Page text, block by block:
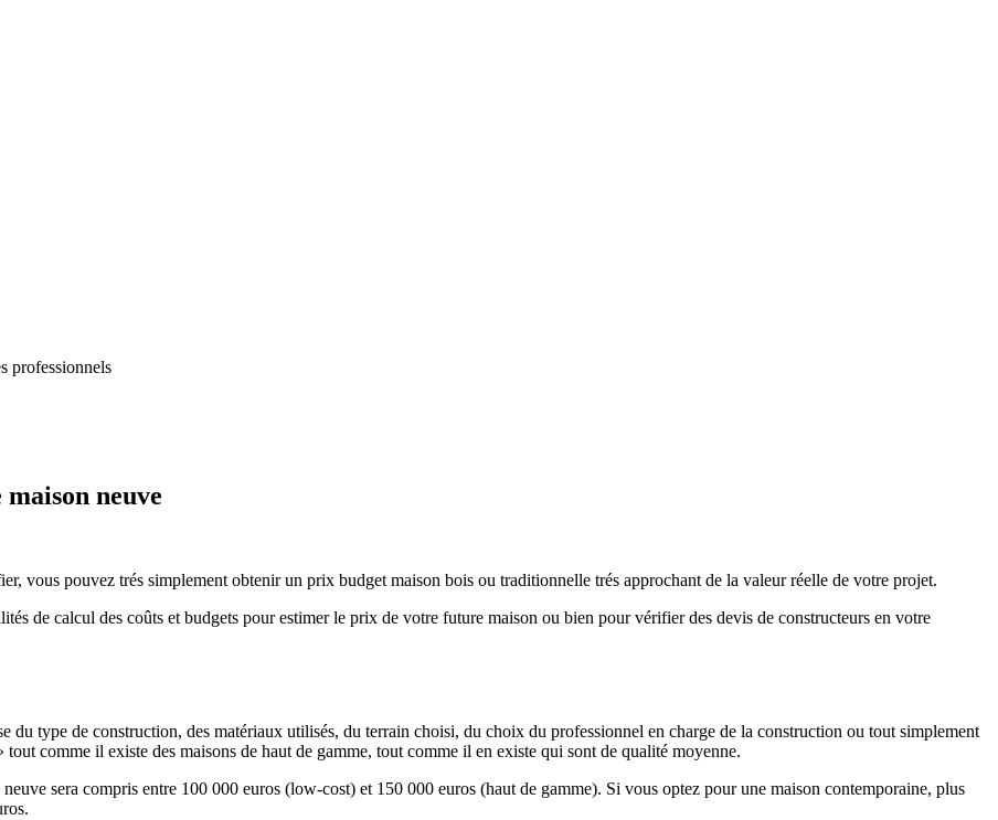
professionnels
neuve
vous pouvez trés simplement obtenir un prix budget maison bois ou traditionnelle trés approchant de la valeur réelle de votre projet.
de calcul des coûts et budgets pour estimer le prix de votre future maison ou bien pour vérifier des devis de constructeurs en votre
du type de construction, des matériaux utilisés, du terrain choisi, du choix du professionnel en charge de la construction ou tout simplement
comme il existe des maisons de haut de gamme, tout comme il en existe qui sont de qualité moyenne.
sera compris entre 100 000 euros (low-cost) et 150 000 euros (haut de gamme). Si vous optez pour une maison contemporaine, plus